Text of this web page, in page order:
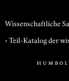
Wissenschaftliche
› Teil-Katalog der